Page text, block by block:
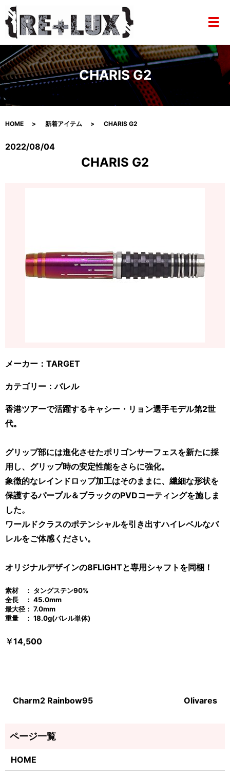
メ
CHARIS G2
HOME 新着アイテム CHARIS G2
2022/08/04
CHARIS G2
メーカー：TARGET
カテゴリー：バレル
香港ツアーで活躍するキャシー・リョン選手モデル第2世
代。
グリップ部には進化させたポリゴンサーフェスを新たに採
用し、グリップ時の安定性能をさらに強化。
象徴的なレインドロップ加工はそのままに、繊細な形状を
保護するパープル＆ブラックのPVDコーティングを施しま
した。
ワールドクラスのポテンシャルを引き出すハイレベルなバ
レルをご体感ください。
オリジナルデザインの8FLIGHTと専用シャフトを同梱！
素材 ： タングステン90%
全長 ： 45.0mm
最大径： 7.0mm
重量 ： 18.0g(バレル単体)
￥14,500
Charm2 Rainbow95 Olivares
HOME